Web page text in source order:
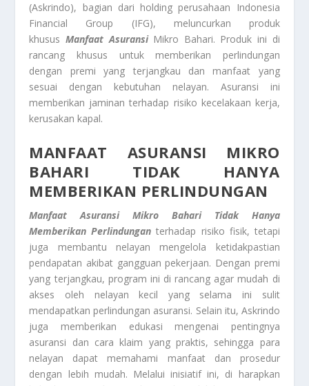
(Askrindo), bagian dari holding perusahaan Indonesia
Financial Group (IFG), meluncurkan produk
khususManfaat Asuransi Mikro Bahari. Produk ini di
rancang khusus untuk memberikan perlindungan
dengan premi yang terjangkau dan manfaat yang
sesuai dengan kebutuhan nelayan. Asuransi ini
memberikan jaminan terhadap risiko kecelakaan kerja,
kerusakan kapal.
MANFAAT ASURANSI MIKRO
BAHARI
TIDAK HANYA
MEMBERIKAN PERLINDUNGAN
Manfaat Asuransi Mikro Bahari
Tidak Hanya
Memberikan Perlindungan terhadap risiko fisik, tetapi
juga membantu nelayan mengelola ketidakpastian
pendapatan akibat gangguan pekerjaan. Dengan premi
yang terjangkau, program ini di rancang agar mudah di
akses oleh nelayan kecil yang selama ini sulit
mendapatkan perlindungan asuransi. Selain itu, Askrindo
juga memberikan edukasi mengenai pentingnya
asuransi dan cara klaim yang praktis, sehingga para
nelayan dapat memahami manfaat dan prosedur
dengan lebih mudah. Melalui inisiatif ini, di harapkan